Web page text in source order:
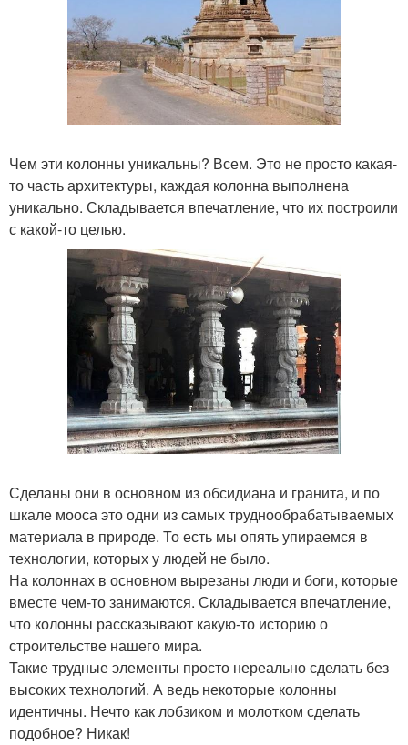
Чем эти колонны уникальны? Всем. Это не просто какая-
то часть архитектуры, каждая колонна выполнена
уникально. Складывается впечатление, что их построили
с какой-то целью.
Сделаны они в основном из обсидиана и гранита, и по
шкале мооса это одни из самых труднообрабатываемых
материала в природе. То есть мы опять упираемся в
технологии, которых у людей не было.
На колоннах в основном вырезаны люди и боги, которые
вместе чем-то занимаются. Складывается впечатление,
что колонны рассказывают какую-то историю о
строительстве нашего мира.
Такие трудные элементы просто нереально сделать без
высоких технологий. А ведь некоторые колонны
идентичны. Нечто как лобзиком и молотком сделать
подобное? Никак!